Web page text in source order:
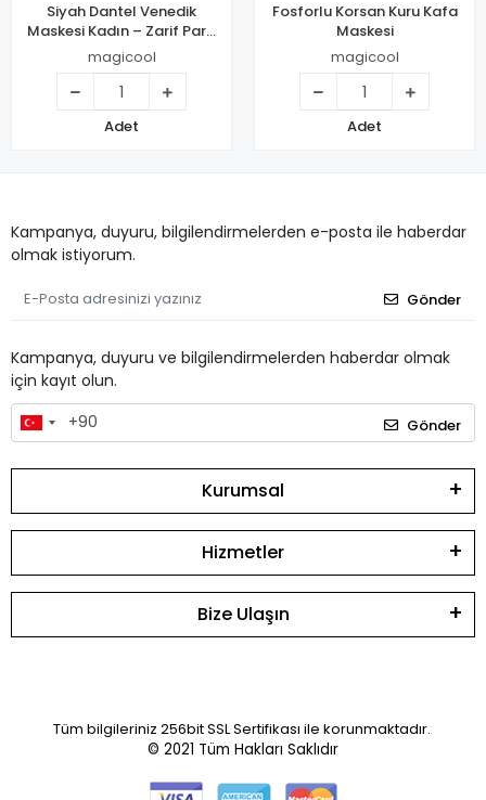
Siyah Dantel Venedik
Maskesi Kadın – Zarif Parti
& Balo Maskesi 11 No
magicool
Adet
Fosforlu Korsan Kuru Kafa
Maskesi
magicool
Adet
Kampanya, duyuru, bilgilendirmelerden e-posta ile haberdar
olmak istiyorum.
Gönder
Kampanya, duyuru ve bilgilendirmelerden haberdar olmak
için kayıt olun.
Gönder
Kurumsal
Hizmetler
Bize Ulaşın
Tüm bilgileriniz 256bit SSL Sertifikası ile korunmaktadır.
© 2021 Tüm Hakları Saklıdır